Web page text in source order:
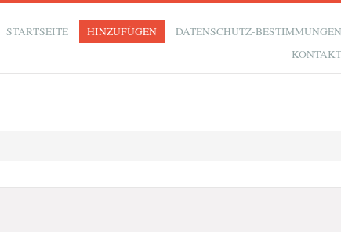
STARTSEITE HINZUFÜGEN
DATENSCHUTZ-